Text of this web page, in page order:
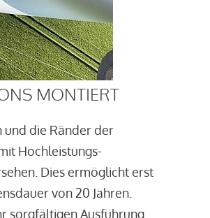
MONTIERT
und die Ränder der
Hochleistungs-
Dies ermöglicht erst
von 20 Jahren.
sorgfältigen Ausführung